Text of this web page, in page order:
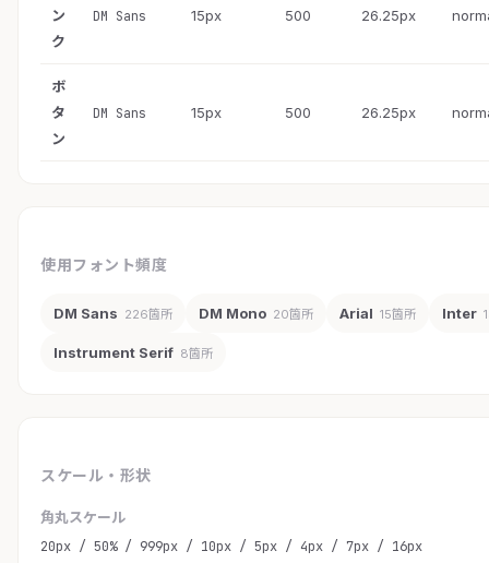
ン
ク
DM Sans 15px 500 26.25px
ボ
タ
ン
DM Sans 15px 500 26.25px
使用フォント頻度
DM Sans 226箇所 DM Mono 20箇所 Arial 15箇所 Inter
Instrument Serif 8箇所
スケール・形状
角丸スケール
20px / 50% / 999px / 10px / 5px / 4px / 7px / 16px